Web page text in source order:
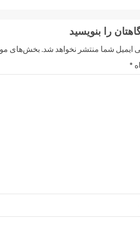
را بنویسید
ایمیل شما منتشر نخواهد شد. بخش‌های
*